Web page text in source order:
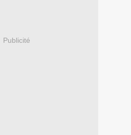
Publicité